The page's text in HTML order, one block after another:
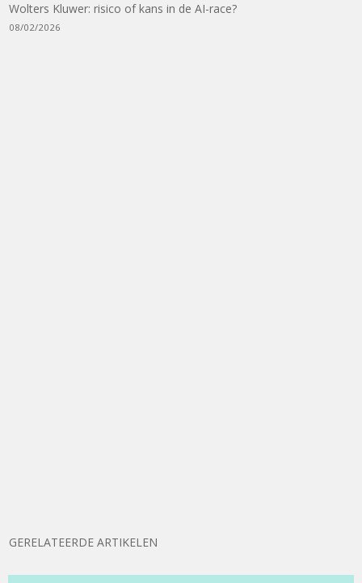
Wolters Kluwer: risico of kans in de AI-race?
08/02/2026
GERELATEERDE ARTIKELEN